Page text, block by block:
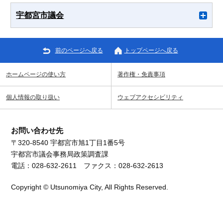
宇都宮市議会
前のページへ戻る トップページへ戻る
ホームページの使い方 著作権・免責事項
個人情報の取り扱い ウェブアクセシビリティ
お問い合わせ先
〒320-8540 宇都宮市旭1丁目1番5号
宇都宮市議会事務局政策調査課
電話：028-632-2611 ファクス：028-632-2613
Copyright © Utsunomiya City, All Rights Reserved.